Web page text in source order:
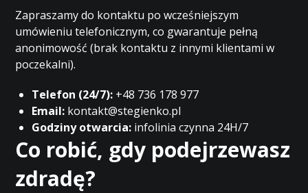
Zapraszamy do kontaktu po wcześniejszym
umówieniu telefonicznym, co gwarantuje pełną
anonimowość (brak kontaktu z innymi klientami w
poczekalni).
Telefon (24/7): +48 736 178 977
Email: kontakt@stegienko.pl
Godziny otwarcia: infolinia czynna 24H/7
Co robić, gdy podejrzewasz
zdradę?